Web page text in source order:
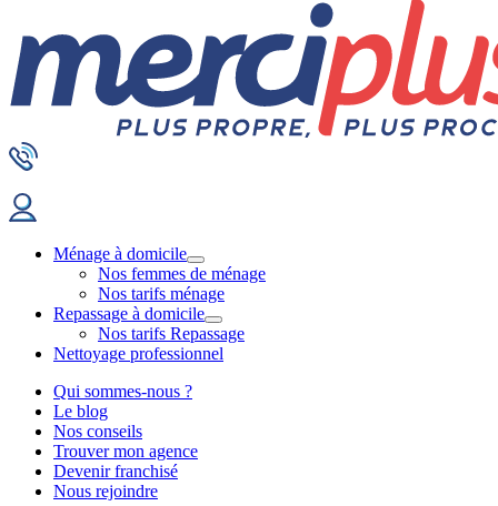
Ménage à domicile
Nos femmes de ménage
Nos tarifs ménage
Repassage à domicile
Nos tarifs Repassage
Nettoyage professionnel
Qui sommes-nous ?
Le blog
Nos conseils
Trouver mon agence
Devenir franchisé
Nous rejoindre